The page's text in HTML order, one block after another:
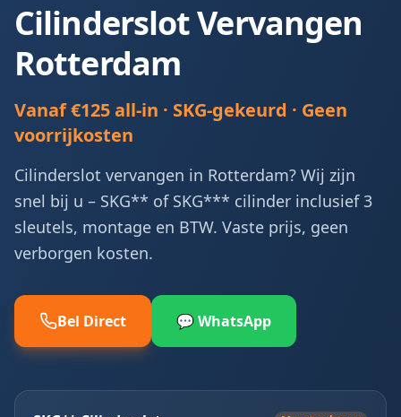
Cilinderslot Vervangen
Rotterdam
Vanaf €125 all-in · SKG-gekeurd · Geen
voorrijkosten
Cilinderslot vervangen in Rotterdam? Wij zijn
snel bij u – SKG** of SKG*** cilinder inclusief 3
sleutels, montage en BTW. Vaste prijs, geen
verborgen kosten.
Bel Direct 💬 WhatsApp